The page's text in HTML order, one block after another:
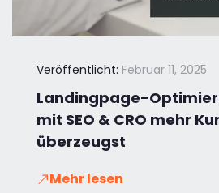
Veröffentlicht: Februar 11, 2025
Landingpage-
mit SEO & CRO mehr
überzeugst
Mehr lesen